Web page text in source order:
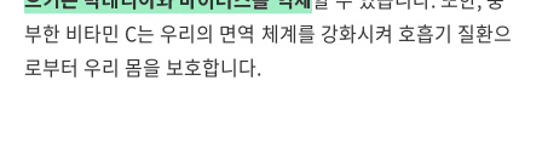
부한 비타민 C는 우리의 면역 체계를 강화시켜 호흡기 질환으
로부터 우리 몸을 보호합니다.